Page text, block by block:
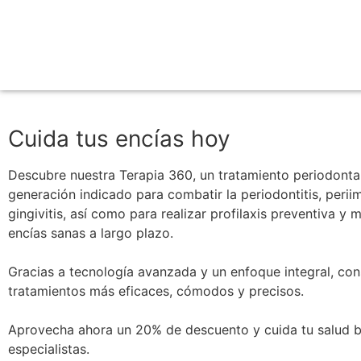
Cuida tus encías hoy
Descubre nuestra Terapia 360, un tratamiento
generación indicado para combatir la periodontitis,
gingivitis, así como para realizar profilaxis preventiva y
encías sanas a largo plazo.
Gracias a tecnología avanzada y un enfoque integral,
tratamientos más eficaces, cómodos y precisos.
Aprovecha ahora un 20% de descuento y cuida tu salud
especialistas.